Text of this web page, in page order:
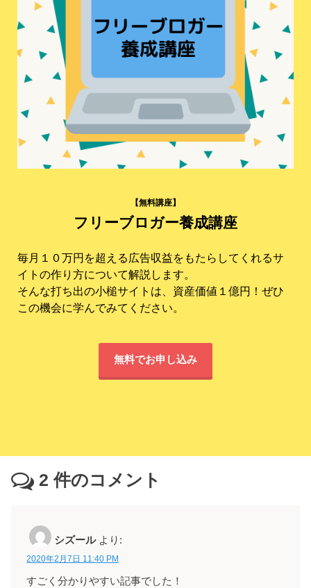
【無料講座】
フリーブロガー養成講座
毎月１０万円を超える広告収益をもたらしてくれるサ
イトの作り方について解説します。
そんな打ち出の小槌サイトは、資産価値１億円！ぜひ
この機会に学んでみてください。
無料でお申し込み
2 件のコメント
シズール より:
2020年2月7日 11:40 PM
すごく分かりやすい記事でした！